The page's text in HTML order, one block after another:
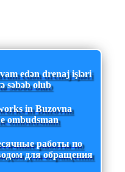
edən drenaj işləri
səbəb olub
in Buzovna
ombudsman
работы по
для обращения